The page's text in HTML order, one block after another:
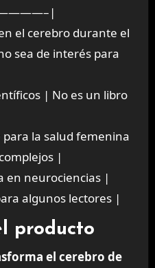
el cerebro durante el
sea de interés para
| No es un libro
la salud femenina
|
en neurociencias |
algunos lectores |
producto
el cerebro de